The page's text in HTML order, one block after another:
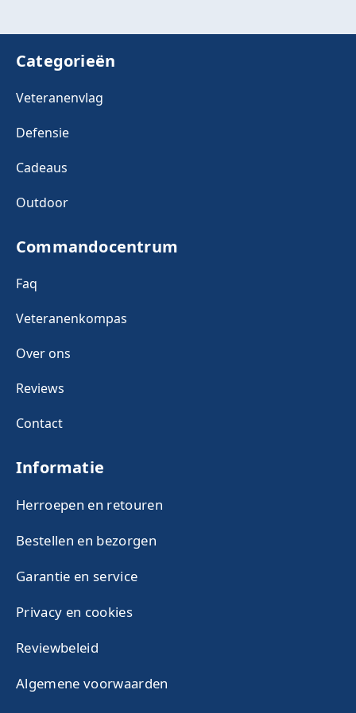
Categorieën
Veteranenvlag
Defensie
Cadeaus
Outdoor
Commandocentrum
Faq
Veteranenkompas
Over ons
Reviews
Contact
Informatie
Herroepen en retouren
Bestellen en bezorgen
Garantie en service
Privacy en cookies
Reviewbeleid
Algemene voorwaarden